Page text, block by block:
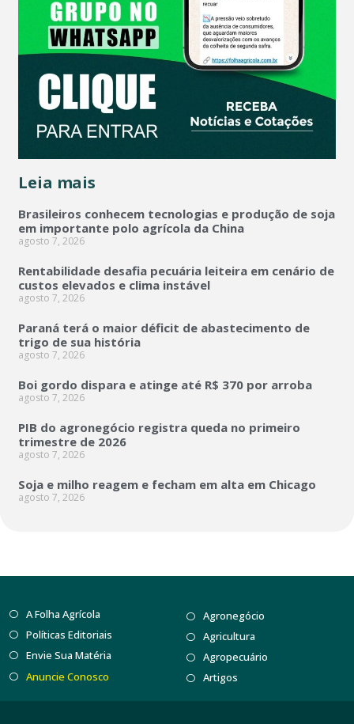
Leia mais
Brasileiros conhecem tecnologias e produção de soja
em importante polo agrícola da China
agosto 7, 2026
Rentabilidade desafia pecuária leiteira em cenário de
custos elevados e clima instável
agosto 7, 2026
Paraná terá o maior déficit de abastecimento de
trigo de sua história
agosto 7, 2026
Boi gordo dispara e atinge até R$ 370 por arroba
agosto 7, 2026
PIB do agronegócio registra queda no primeiro
trimestre de 2026
agosto 7, 2026
Soja e milho reagem e fecham em alta em Chicago
agosto 7, 2026
A Folha Agrícola
Políticas Editoriais
Envie Sua Matéria
Anuncie Conosco
Agronegócio
Agricultura
Agropecuário
Artigos